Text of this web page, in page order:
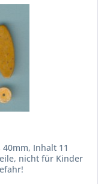
Inhalt 11
nicht für Kinder